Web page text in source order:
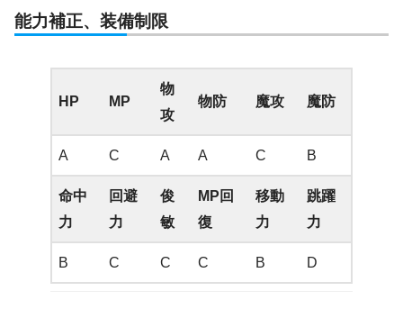
能力補正、装備制限
HP MP
物
攻
物防 魔攻 魔防
A C A A C B
命中
力
回避
力
俊
敏
MP回
復
移動
力
跳躍
力
B C C C B D